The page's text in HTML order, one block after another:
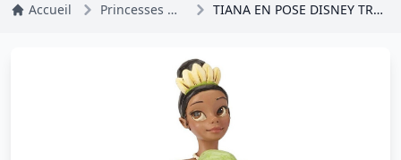
Accueil Princesses Disney TIANA EN POSE DISNEY TRADITIONS